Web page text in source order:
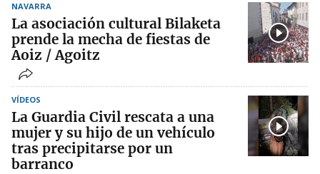
NAVARRA
La asociación cultural Bilaketa
prende la mecha de fiestas de
Aoiz / Agoitz
VÍDEOS
La Guardia Civil rescata a una
mujer y su hijo de un vehículo
tras precipitarse por un
barranco